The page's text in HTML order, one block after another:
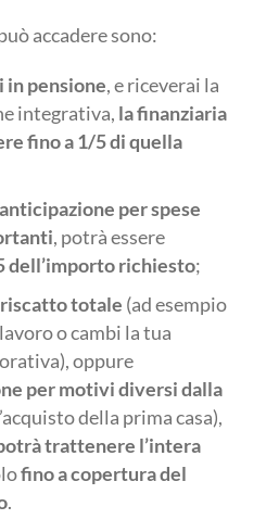
accadere sono:
in pensione, e riceverai la
integrativa, la finanziaria
fino a 1/5 di quella
per spese
, potrà essere
dell’importo richiesto;
totale (ad esempio
o cambi la tua
oppure
per motivi diversi dalla
della prima casa),
trattenere l’intera
fino a copertura del
.